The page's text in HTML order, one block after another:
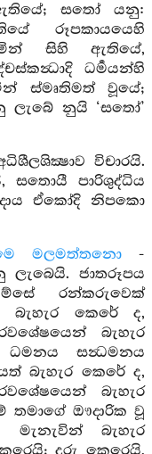
ඇතියේ; සතෝ යනු:
රූපකායයෙහි
සිහි ඇතියේ,
ධර්‍මයන්හි
ස්මෘතිමත් වූයේ;
නුයි ‘සතෝ’
විචාරයි.
සතොයී පාරිශුද්ධිය
ඒකෝදි නිපකො
මලමත්තනො -
ලැබෙයි. ජාතරූපය
රන්කරුවෙක්
කෙරේ ද,
බැහැර
සන්‍ධමනය
බැහැර කෙරේ ද,
බැහැර
තමාගේ ඖදාරික වූ
බැහැර